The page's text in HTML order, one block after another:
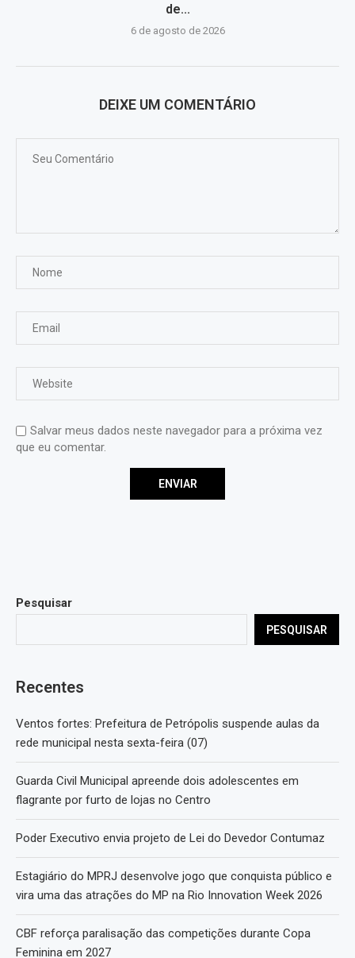
de...
6 de agosto de 2026
DEIXE UM COMENTÁRIO
Salvar meus dados neste navegador para a próxima vez
que eu comentar.
Pesquisar
PESQUISAR
Recentes
Ventos fortes: Prefeitura de Petrópolis suspende aulas da
rede municipal nesta sexta-feira (07)
Guarda Civil Municipal apreende dois adolescentes em
flagrante por furto de lojas no Centro
Poder Executivo envia projeto de Lei do Devedor Contumaz
Estagiário do MPRJ desenvolve jogo que conquista público e
vira uma das atrações do MP na Rio Innovation Week 2026
CBF reforça paralisação das competições durante Copa
Feminina em 2027